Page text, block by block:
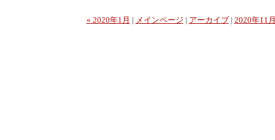
« 2020年1月 | メインページ | アーカイブ| 2020年11